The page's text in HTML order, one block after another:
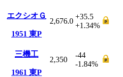
エクシオＧ
1951 東P
2,676.0
+35.5
+1.34%
三機工
1961 東P
2,350
-44
-1.84%